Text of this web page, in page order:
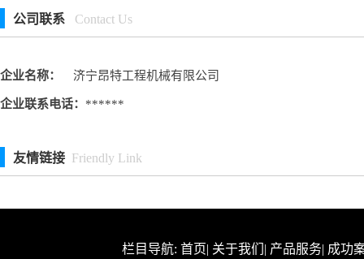
公司联系 Contact Us
企业名称： 济宁昂特工程机械有限公司
企业联系电话： ******
友情链接 Friendly Link
栏目导航: 首页| 关于我们 | 产品服务| 成功